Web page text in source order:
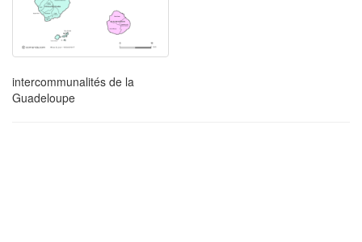
intercommunalités de la
Guadeloupe